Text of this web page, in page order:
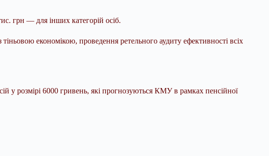
грн — для інших категорій осіб.
економікою, проведення ретельного аудиту ефективності всіх
у розмірі 6000 гривень, які прогнозуються КМУ в рамках пенсійної